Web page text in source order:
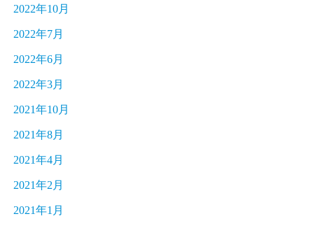
2022年10月
2022年7月
2022年6月
2022年3月
2021年10月
2021年8月
2021年4月
2021年2月
2021年1月